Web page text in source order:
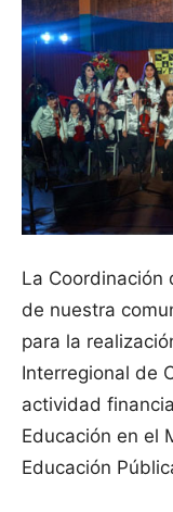
La Coordinación
de nuestra
para la
Interregional de
actividad
Educación en el
Educación